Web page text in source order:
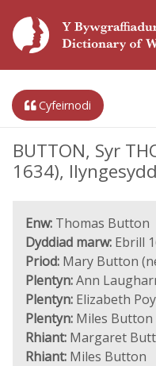
Cyfeirnodi
BUTTON, Syr
1634),
Enw: Thomas Button
Dyddiad marw: Ebrill
Priod: Mary Button
Plentyn:Ann
Plentyn: Elizabeth
Plentyn: Miles Button
Rhiant: Margaret
Rhiant: Miles Button